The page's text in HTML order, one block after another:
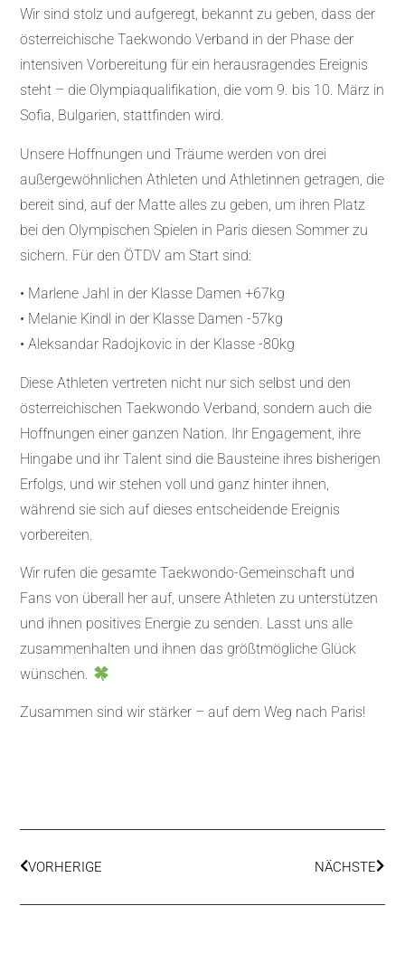
Wir sind stolz und aufgeregt, bekannt zu geben, dass der
österreichische Taekwondo Verband in der Phase der
intensiven Vorbereitung für ein herausragendes Ereignis
steht – die Olympiaqualifikation, die vom 9. bis 10. März in
Sofia, Bulgarien, stattfinden wird.
Unsere Hoffnungen und Träume werden von drei
außergewöhnlichen Athleten und Athletinnen getragen, die
bereit sind, auf der Matte alles zu geben, um ihren Platz
bei den Olympischen Spielen in Paris diesen Sommer zu
sichern. Für den ÖTDV am Start sind:
•⁠ ⁠Marlene Jahl in der Klasse Damen +67kg
•⁠ ⁠Melanie Kindl in der Klasse Damen -57kg
•⁠ ⁠Aleksandar Radojkovic in der Klasse -80kg
Diese Athleten vertreten nicht nur sich selbst und den
österreichischen Taekwondo Verband, sondern auch die
Hoffnungen einer ganzen Nation. Ihr Engagement, ihre
Hingabe und ihr Talent sind die Bausteine ihres bisherigen
Erfolgs, und wir stehen voll und ganz hinter ihnen,
während sie sich auf dieses entscheidende Ereignis
vorbereiten.
Wir rufen die gesamte Taekwondo-Gemeinschaft und
Fans von überall her auf, unsere Athleten zu unterstützen
und ihnen positives Energie zu senden. Lasst uns alle
zusammenhalten und ihnen das größtmögliche Glück
wünschen.
Zusammen sind wir stärker – auf dem Weg nach Paris!
VORHERIGE NÄCHSTE